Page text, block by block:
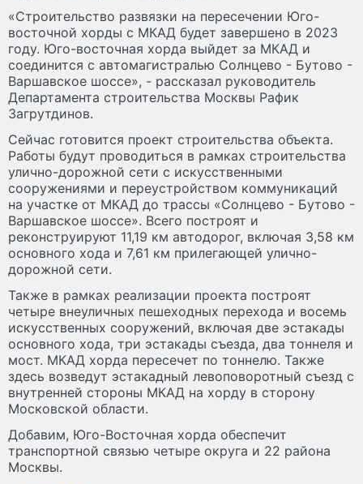
«Строительство развязки на пересечении Юго-
восточной хорды с МКАД будет завершено в 2023
году. Юго-восточная хорда выйдет за МКАД и
соединится с автомагистралью Солнцево - Бутово -
Варшавское шоссе», - рассказал руководитель
Департамента строительства Москвы Рафик
Загрутдинов.
Сейчас готовится проект строительства объекта.
Работы будут проводиться в рамках строительства
улично-дорожной сети с искусственными
сооружениями и переустройством коммуникаций
на участке от МКАД до трассы «Солнцево - Бутово -
Варшавское шоссе». Всего построят и
реконструируют 11,19 км автодорог, включая 3,58 км
основного хода и 7,61 км прилегающей улично-
дорожной сети.
Также в рамках реализации проекта построят
четыре внеуличных пешеходных перехода и восемь
искусственных сооружений, включая две эстакады
основного хода, три эстакады съезда, два тоннеля и
мост. МКАД хорда пересечет по тоннелю. Также
здесь возведут эстакадный левоповоротный съезд с
внутренней стороны МКАД на хорду в сторону
Московской области.
Добавим, Юго-Восточная хорда обеспечит
транспортной связью четыре округа и 22 района
Москвы.